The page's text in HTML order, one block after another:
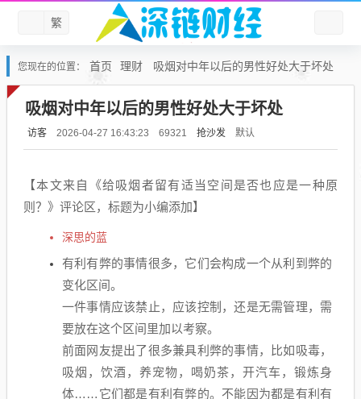
繁
您现在的位置： 首页 理财 吸烟对中年以后的男性好处大于坏处
吸烟对中年以后的男性好处大于坏处
访客 2026-04-27 16:43:23 69321 抢沙发 默认
【本文来自《给吸烟者留有适当空间是否也应是一种原
则？》评论区，标题为小编添加】
深思的蓝
有利有弊的事情很多，它们会构成一个从利到弊的
变化区间。
一件事情应该禁止，应该控制，还是无需管理，需
要放在这个区间里加以考察。
前面网友提出了很多兼具利弊的事情，比如吸毒，
吸烟，饮酒，养宠物，喝奶茶，开汽车，锻炼身
体……它们都是有利有弊的。不能因为都是有利有